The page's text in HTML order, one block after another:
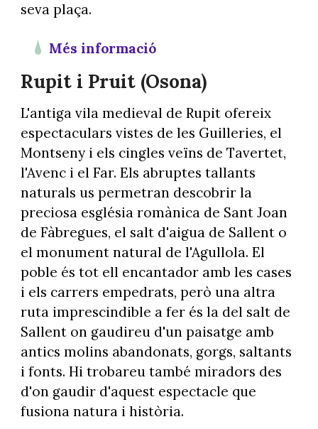
seva plaça.
Més informació
Rupit i Pruit (Osona)
L'antiga vila medieval de Rupit ofereix
espectaculars vistes de les Guilleries, el
Montseny i els cingles veïns de Tavertet,
l'Avenc i el Far. Els abruptes tallants
naturals us permetran descobrir la
preciosa església romànica de Sant Joan
de Fàbregues, el salt d'aigua de Sallent o
el monument natural de l'Agullola. El
poble és tot ell encantador amb les cases
i els carrers empedrats, però una altra
ruta imprescindible a fer és la del salt de
Sallent on gaudireu d'un paisatge amb
antics molins abandonats, gorgs, saltants
i fonts. Hi trobareu també miradors des
d'on gaudir d'aquest espectacle que
fusiona natura i història.